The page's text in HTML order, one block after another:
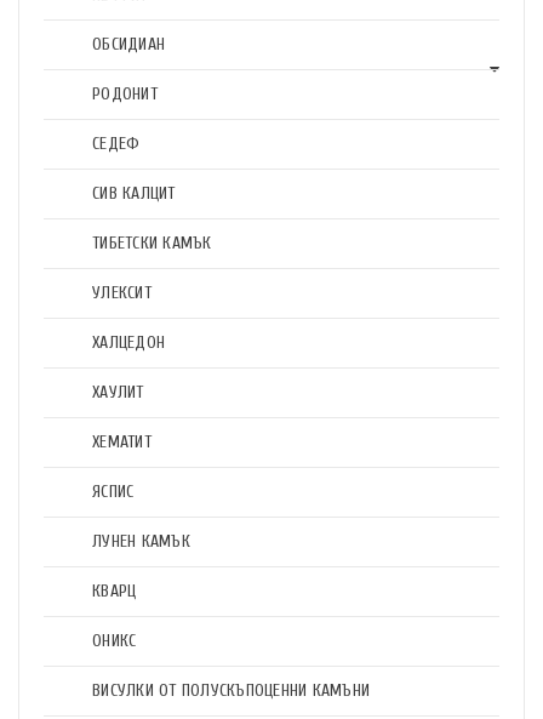
ОБСИДИАН
РОДОНИТ
СЕДЕФ
СИВ КАЛЦИТ
ТИБЕТСКИ КАМЪК
УЛЕКСИТ
ХАЛЦЕДОН
ХАУЛИТ
ХЕМАТИТ
ЯСПИС
ЛУНЕН КАМЪК
КВАРЦ
ОНИКС
ВИСУЛКИ ОТ ПОЛУСКЪПОЦЕННИ КАМЪНИ